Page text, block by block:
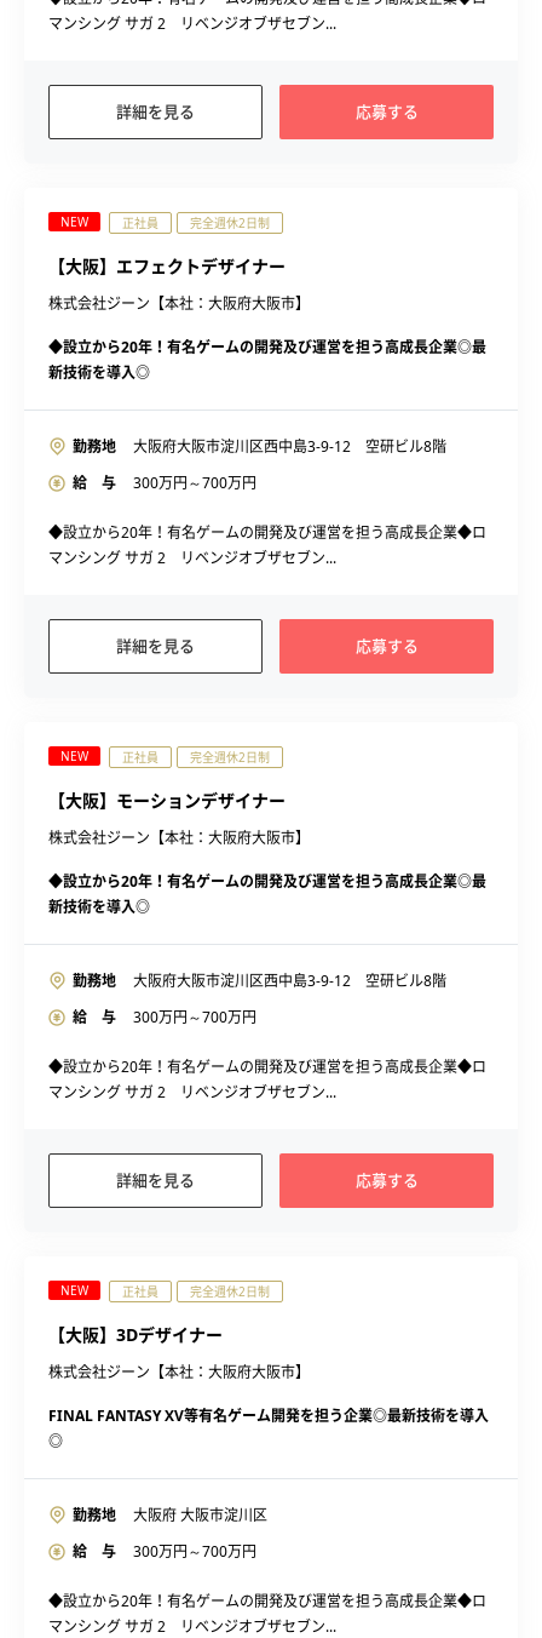
マンシング サガ 2 リベンジオブザセブン...
詳細を見る 応募する
NEW 正社員 完全週休2日制
【大阪】エフェクトデザイナー
株式会社ジーン【本社：大阪府大阪市】
◆設立から20年！有名ゲームの開発及び運営を担う高成長企業◎最
新技術を導入◎
勤務地
大阪府大阪市淀川区西中島3-9-12 空研ビル8階
給 与
300万円～700万円
◆設立から20年！有名ゲームの開発及び運営を担う高成長企業◆ロ
マンシング サガ 2 リベンジオブザセブン...
詳細を見る 応募する
NEW 正社員 完全週休2日制
【大阪】モーションデザイナー
株式会社ジーン【本社：大阪府大阪市】
◆設立から20年！有名ゲームの開発及び運営を担う高成長企業◎最
新技術を導入◎
勤務地
大阪府大阪市淀川区西中島3-9-12 空研ビル8階
給 与
300万円～700万円
◆設立から20年！有名ゲームの開発及び運営を担う高成長企業◆ロ
マンシング サガ 2 リベンジオブザセブン...
詳細を見る 応募する
NEW 正社員 完全週休2日制
【大阪】3Dデザイナー
株式会社ジーン【本社：大阪府大阪市】
FINAL FANTASY XV等有名ゲーム開発を担う企業◎最新技術を導入
◎
勤務地
大阪府 大阪市淀川区
給 与
300万円～700万円
◆設立から20年！有名ゲームの開発及び運営を担う高成長企業◆ロ
マンシング サガ 2 リベンジオブザセブン...